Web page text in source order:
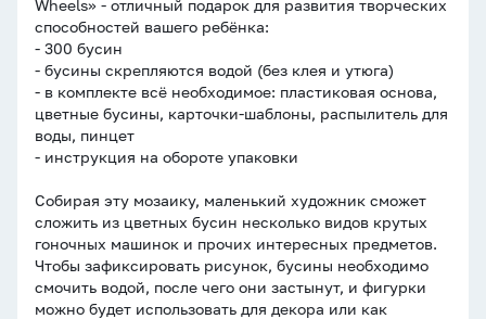
Wheels» - отличный подарок для развития творческих
способностей вашего ребёнка:
- 300 бусин
- бусины скрепляются водой (без клея и утюга)
- в комплекте всё необходимое: пластиковая основа,
цветные бусины, карточки-шаблоны, распылитель для
воды, пинцет
- инструкция на обороте упаковки
Собирая эту мозаику, маленький художник сможет
сложить из цветных бусин несколько видов крутых
гоночных машинок и прочих интересных предметов.
Чтобы зафиксировать рисунок, бусины необходимо
смочить водой, после чего они застынут, и фигурки
можно будет использовать для декора или как